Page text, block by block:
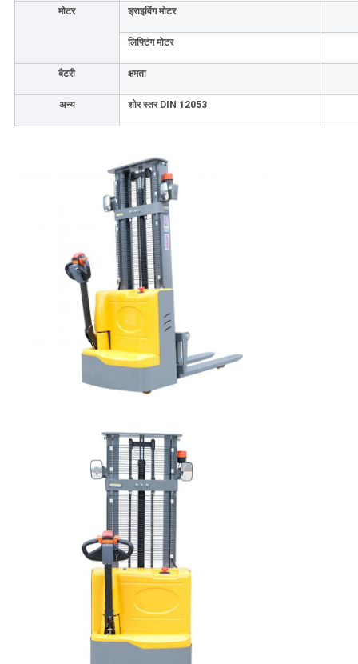
मोटर ड्राइविंग मोटर
लिफ्टिंग मोटर
बैटरी क्षमता
अन्य शोर स्तर DIN 12053